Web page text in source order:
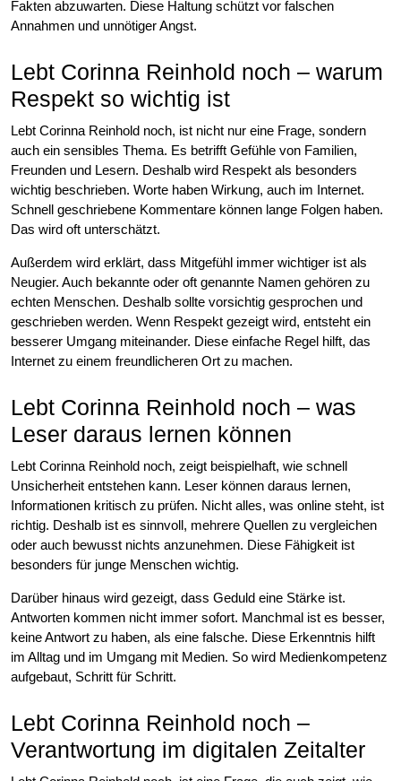
Fakten abzuwarten. Diese Haltung schützt vor falschen
Annahmen und unnötiger Angst.
Lebt Corinna Reinhold noch – warum
Respekt so wichtig ist
Lebt Corinna Reinhold noch, ist nicht nur eine Frage, sondern
auch ein sensibles Thema. Es betrifft Gefühle von Familien,
Freunden und Lesern. Deshalb wird Respekt als besonders
wichtig beschrieben. Worte haben Wirkung, auch im Internet.
Schnell geschriebene Kommentare können lange Folgen haben.
Das wird oft unterschätzt.
Außerdem wird erklärt, dass Mitgefühl immer wichtiger ist als
Neugier. Auch bekannte oder oft genannte Namen gehören zu
echten Menschen. Deshalb sollte vorsichtig gesprochen und
geschrieben werden. Wenn Respekt gezeigt wird, entsteht ein
besserer Umgang miteinander. Diese einfache Regel hilft, das
Internet zu einem freundlicheren Ort zu machen.
Lebt Corinna Reinhold noch – was
Leser daraus lernen können
Lebt Corinna Reinhold noch, zeigt beispielhaft, wie schnell
Unsicherheit entstehen kann. Leser können daraus lernen,
Informationen kritisch zu prüfen. Nicht alles, was online steht, ist
richtig. Deshalb ist es sinnvoll, mehrere Quellen zu vergleichen
oder auch bewusst nichts anzunehmen. Diese Fähigkeit ist
besonders für junge Menschen wichtig.
Darüber hinaus wird gezeigt, dass Geduld eine Stärke ist.
Antworten kommen nicht immer sofort. Manchmal ist es besser,
keine Antwort zu haben, als eine falsche. Diese Erkenntnis hilft
im Alltag und im Umgang mit Medien. So wird Medienkompetenz
aufgebaut, Schritt für Schritt.
Lebt Corinna Reinhold noch –
Verantwortung im digitalen Zeitalter